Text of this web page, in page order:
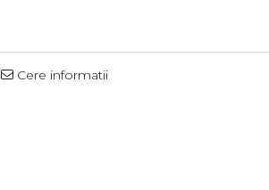
Cere informatii